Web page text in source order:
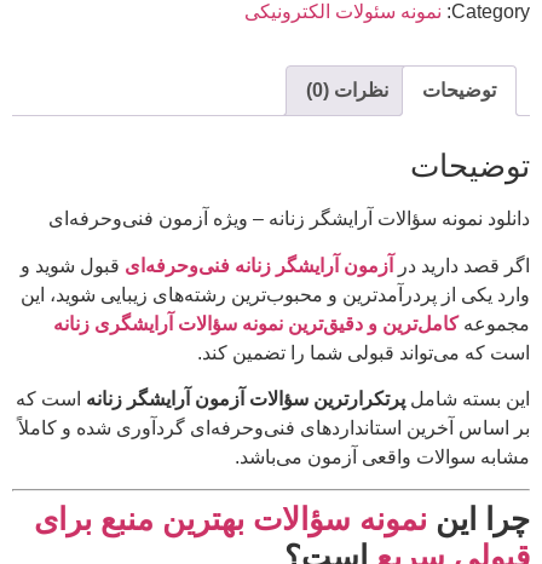
Category: نمونه سئولات الکترونیکی
توضیحات نظرات (0)
توضیحات
دانلود نمونه سؤالات آرایشگر زنانه – ویژه آزمون فنی‌وحرفه‌ای
اگر قصد دارید در آزمون آرایشگر زنانه فنی‌وحرفه‌ای قبول شوید و
وارد یکی از پردرآمدترین و محبوب‌ترین رشته‌های زیبایی شوید، این
مجموعهکامل‌ترین و دقیق‌ترین نمونه سؤالات آرایشگری زنانه
است که می‌تواند قبولی شما را تضمین کند.
این بسته شامل پرتکرارترین سؤالات آزمون آرایشگر زنانه است که
بر اساس آخرین استانداردهای فنی‌وحرفه‌ای گردآوری شده و کاملاً
مشابه سوالات واقعی آزمون می‌باشد.
چرا این نمونه سؤالات بهترین منبع برای